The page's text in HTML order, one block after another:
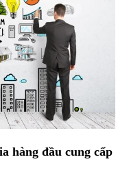
hàng đầu cung cấp